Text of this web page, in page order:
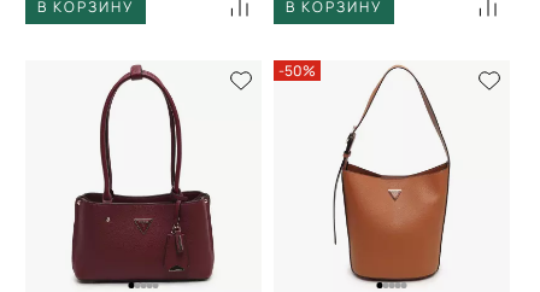
В КОРЗИНУ В КОРЗИНУ
-50%